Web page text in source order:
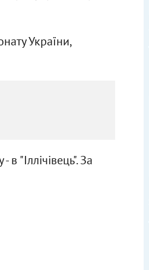
України,
"Іллічівець". За